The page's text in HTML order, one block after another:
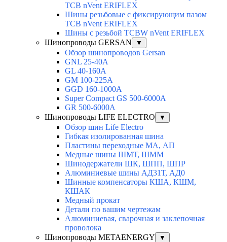
TCB nVent ERIFLEX
Шины резьбовые с фиксирующим пазом
TCB nVent ERIFLEX
Шины с резьбой TCBW nVent ERIFLEX
Шинопроводы GERSAN
▼
Обзор шинопроводов Gersan
GNL 25-40A
GL 40-160A
GM 100-225A
GGD 160-1000A
Super Compact GS 500-6000A
GR 500-6000A
Шинопроводы LIFE ELECTRO
▼
Обзор шин Life Electro
Гибкая изолированная шина
Пластины переходные МА, АП
Медные шины ШМТ, ШММ
Шинодержатели ШК, ШПП, ШПР
Алюминиевые шины АД31Т, АД0
Шинные компенсаторы КША, КШМ,
КШАК
Медный прокат
Детали по вашим чертежам
Алюминиевая, cварочная и заклепочная
проволока
Шинопроводы METAENERGY
▼